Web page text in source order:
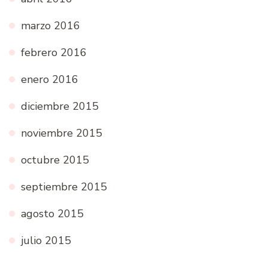
marzo 2016
febrero 2016
enero 2016
diciembre 2015
noviembre 2015
octubre 2015
septiembre 2015
agosto 2015
julio 2015